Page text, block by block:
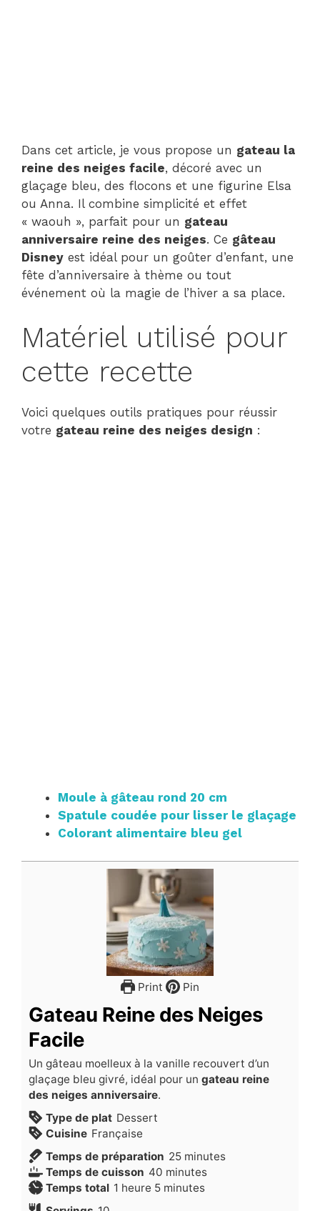
Dans cet article, je vous propose un gateau la
reine des neiges facile, décoré avec un
glaçage bleu, des flocons et une figurine Elsa
ou Anna. Il combine simplicité et effet
« waouh », parfait pour un gateau
anniversaire reine des neiges. Ce gâteau
Disney est idéal pour un goûter d’enfant, une
fête d’anniversaire à thème ou tout
événement où la magie de l’hiver a sa place.
Matériel utilisé pour
cette recette
Voici quelques outils pratiques pour réussir
votre gateau reine des neiges design :
Moule à gâteau rond 20 cm
Spatule coudée pour lisser le glaçage
Colorant alimentaire bleu gel
Print Pin
Gateau Reine des Neiges
Facile
Un gâteau moelleux à la vanille recouvert d’un
glaçage bleu givré, idéal pour un gateau reine
des neiges anniversaire.
Type de plat Dessert
Cuisine Française
Temps de préparation 25minutes
minutes
Temps de cuisson 40minutes
minutes
Temps total 1 heure
heure 5minutes
minutes